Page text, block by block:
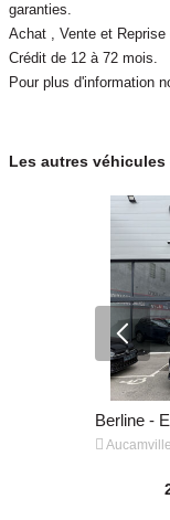
garanties.
Achat , Vente et
Crédit de 12 à 72 mois.
Pour plus d'information
Les autres
